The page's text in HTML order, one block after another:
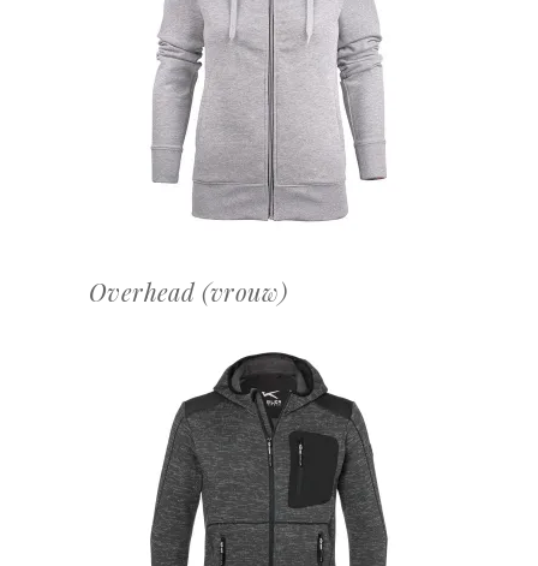
OFFERTEAANVRAAG
Overhead (vrouw)
OFFERTEAANVRAAG